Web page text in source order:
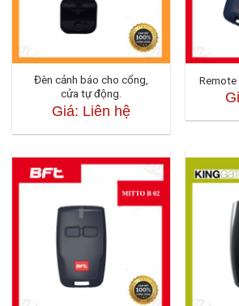
Đèn cảnh báo cho cổng,
cửa tự động.
Giá: Liên hệ
Remote